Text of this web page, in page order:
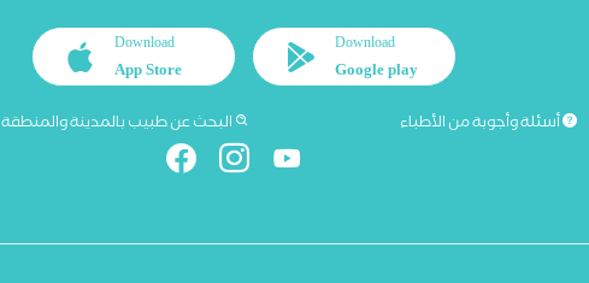
Download
Google play
Download
App Store
أسئلة وأجوبة من الأطباء البحث عن طبيب بالمدينة والمنطقة